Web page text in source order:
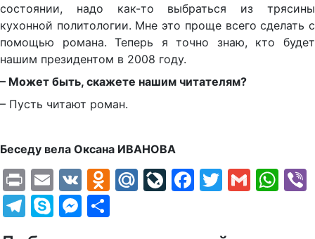
состоянии, надо как-то выбраться из трясины
кухонной политологии. Мне это проще всего сделать с
помощью романа. Теперь я точно знаю, кто будет
нашим президентом в 2008 году.
– Может быть, скажете нашим читателям?
– Пусть читают роман.
Беседу вела Оксана ИВАНОВА
PrintEmail
VK Odnoklassniki
Mail.Ru
LiveJournal
Facebook
Twitter
Gmail
Telegram
SkypeMessenger